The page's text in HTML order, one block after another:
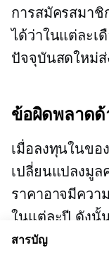
การสมัครสมา
ได้ว่าในแต่ละเ
ปัจจุบันสดใหม่
ข้อผิดพลาดด้
เมื่อลงทุนในขอ
เปลี่ยนแปลงมู
ราคาอาจมีควา
ในแต่ละปี ดังนั้
กลับมาตรวจสอ
สารบัญ